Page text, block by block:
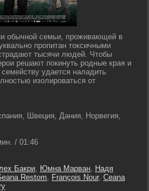
обычной семьи, проживающей в
пропитан токсичными
тысячи людей. Чтобы
решают покинуть родные края и
удается наладить
изолироваться от
Швеция, Дания, Норвегия,
/ 01:46
Бакри, Юмна Марван, Надя
Restom, François Nour, Ceana